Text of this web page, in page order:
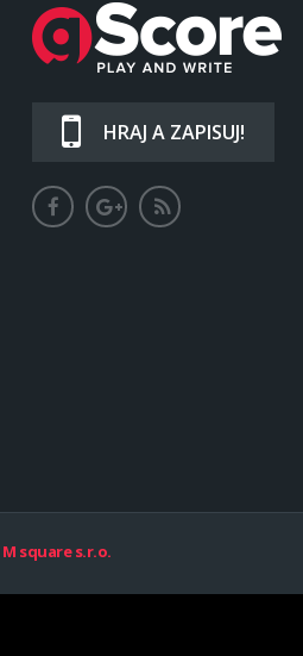
HRAJ A ZAPISUJ!
M square s.r.o.